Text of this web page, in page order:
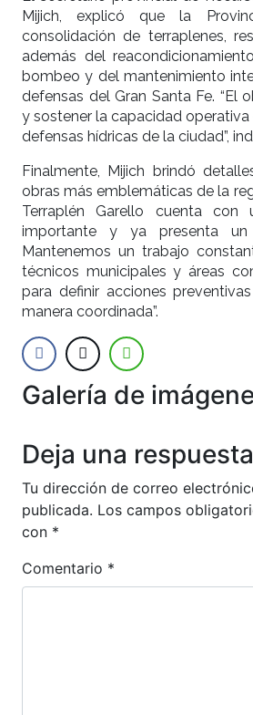
Mijich, explicó que la
consolidación de terraplenes,
además del
bombeo y del mantenimiento
defensas del Gran Santa Fe. “El
y sostener la capacidad
defensas hídricas de la ciudad”,
Finalmente, Mijich brindó
obras más emblemáticas de la
Terraplén Garello cuenta con
importante y ya presenta un
Mantenemos un trabajo
técnicos municipales y áreas
para definir acciones
manera coordinada”.
Galería de
Deja una respuesta
Tu dirección de correo
publicada. Los campos
con *
Comentario *